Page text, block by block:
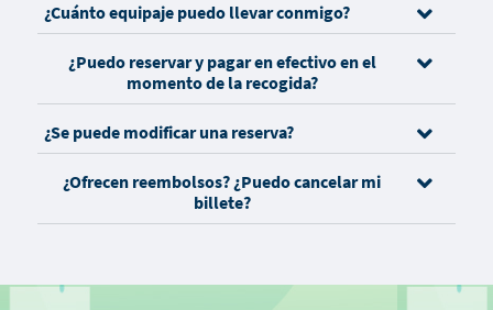
¿Cuánto equipaje puedo llevar conmigo?
¿Puedo reservar y pagar en efectivo en el
momento de la recogida?
¿Se puede modificar una reserva?
¿Ofrecen reembolsos? ¿Puedo cancelar mi
billete?